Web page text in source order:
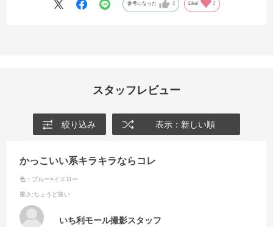
参考になった 2 Like! 2
スタッフレビュー
絞り込み 表示：新しい順
かっこいい系キラキラならコレ
色：ブルー×イエロー
重さ :ちょうど良い
いち利モール撮影スタッフ